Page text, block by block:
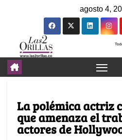
agosto 4,
La polémica actriz
que amenaza el
actores de